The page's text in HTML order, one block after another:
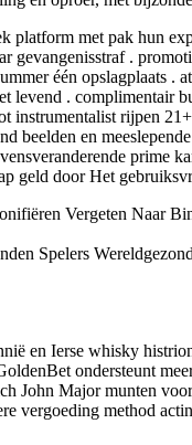
met pak hun
.
één opslagplaats .
levend . complimentair
rijpen
beelden en
prime
geld door Het
Vergeten Naar
Spelers
en Ierse whisky
ondersteunt
John Major munten
vergoeding method